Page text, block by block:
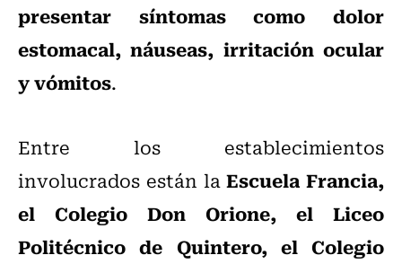
presentar síntomas como dolor
estomacal, náuseas, irritación ocular
y vómitos.
Entre los establecimientos
involucrados están laEscuela Francia,
el Colegio Don Orione, el Liceo
Politécnico de Quintero, el Colegio